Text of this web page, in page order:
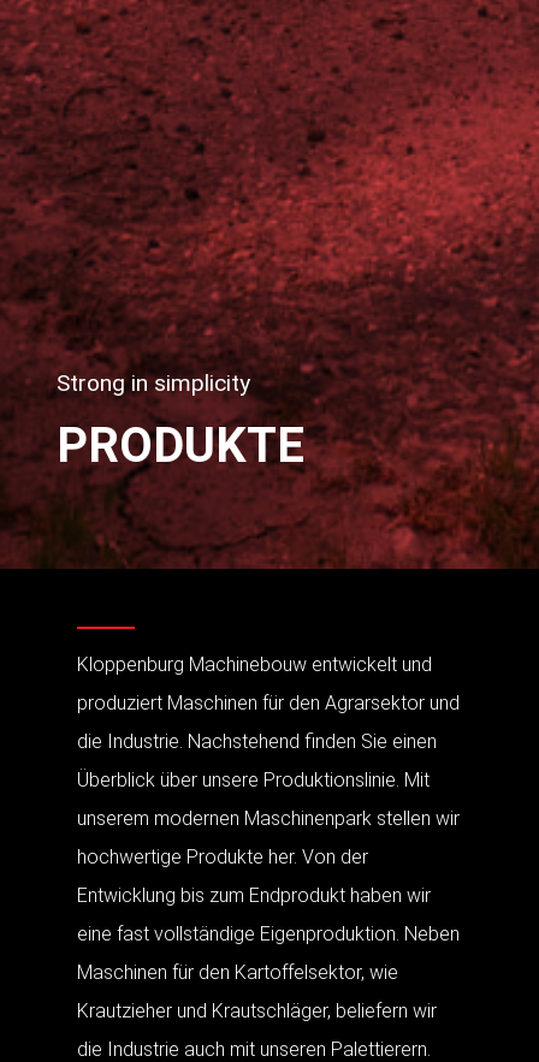
Strong in simplicity
PRODUKTE
Kloppenburg Machinebouw entwickelt und
produziert Maschinen für den Agrarsektor und
die Industrie. Nachstehend finden Sie einen
Überblick über unsere Produktionslinie. Mit
unserem modernen Maschinenpark stellen wir
hochwertige Produkte her. Von der
Entwicklung bis zum Endprodukt haben wir
eine fast vollständige Eigenproduktion. Neben
Maschinen für den Kartoffelsektor, wie
Krautzieher und Krautschläger, beliefern wir
die Industrie auch mit unseren Palettierern.